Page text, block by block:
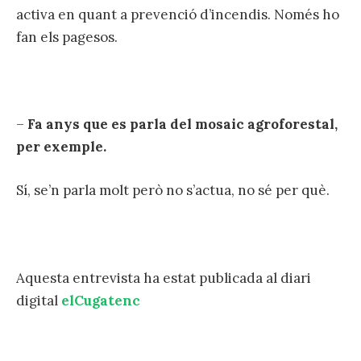
activa en quant a prevenció d’incendis. Només ho
fan els pagesos.
– Fa anys que es parla del mosaic agroforestal,
per exemple.
Sí, se’n parla molt però no s’actua, no sé per què.
Aquesta entrevista ha estat publicada al diari
digital elCugatenc